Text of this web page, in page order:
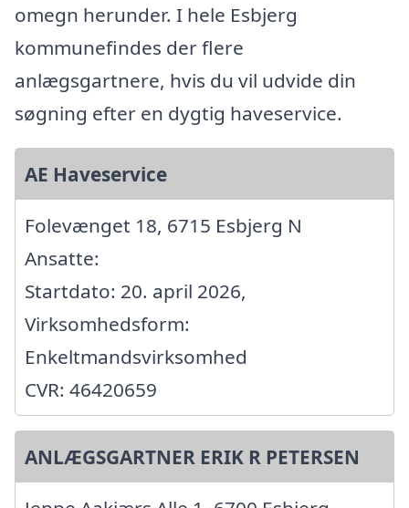
omegn herunder. I hele Esbjerg
kommunefindes der flere
anlægsgartnere, hvis du vil udvide din
søgning efter en dygtig haveservice.
AE Haveservice
Folevænget 18, 6715 Esbjerg N
Ansatte:
Startdato: 20. april 2026,
Virksomhedsform:
Enkeltmandsvirksomhed
CVR: 46420659
ANLÆGSGARTNER ERIK R PETERSEN